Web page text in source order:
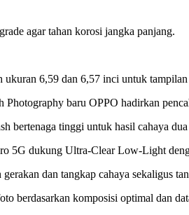
agar tahan korosi jangka panjang.
6,59 dan 6,57 inci untuk
baru OPPO hadirkan
bertenaga tinggi untuk hasil cahaya
5G dukung Ultra-Clear Low-Light
dan tangkap cahaya sekaligus
berdasarkan komposisi optimal dan